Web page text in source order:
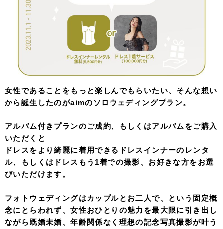
女性であることをもっと楽しんでもらいたい、そんな想い
から誕生したのがaimのソロウェディングプラン。
アルバム付きプランのご成約、もしくはアルバムをご購入
いただくと
ドレスをより綺麗に着用できるドレスインナーのレンタ
ル、もしくはドレスもう1着での撮影、お好きな方をお選
びいただけます。
フォトウェディングはカップルとお二人で、という固定概
念にとらわれず、女性おひとりの魅力を最大限に引き出し
ながら既婚未婚、年齢関係なく理想の記念写真撮影が叶う